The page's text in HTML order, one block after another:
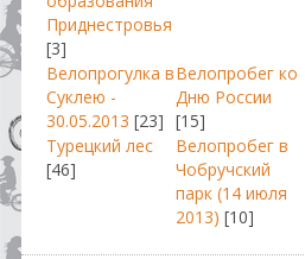
Приднестровья
[3]
Велопрогулка в
Суклею -
30.05.2013 [23]
Велопробег ко
Дню России
[15]
Турецкий лес
[46]
Велопробег в
Чобручский
парк (14 июля
2013) [10]